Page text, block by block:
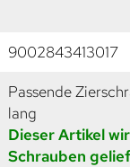
9002843413017
Passende
lang
Dieser Artikel
Schrauben